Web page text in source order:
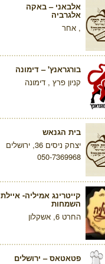
אלבאני – באקה
אלגרביה
, אחר
בורגראנץ' – דימונה
קניון פרץ , דימונה
בית הגנאש
יצחק ניסים 36, ירושלים
050-7369968
קייטרינג אמיליה- איילת
השמחות
החרט 6, אשקלון
פטאטאס – ירושלים